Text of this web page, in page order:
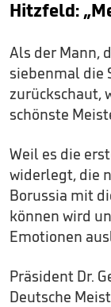
Hitzfeld:
Als der Mann,
siebenmal die
zurückschaut,
schönste
Weil es die
widerlegt, die
Borussia mit
können wird
Emotionen
Präsident Dr.
Deutsche